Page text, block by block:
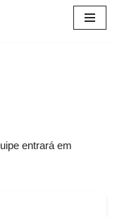
entrará em